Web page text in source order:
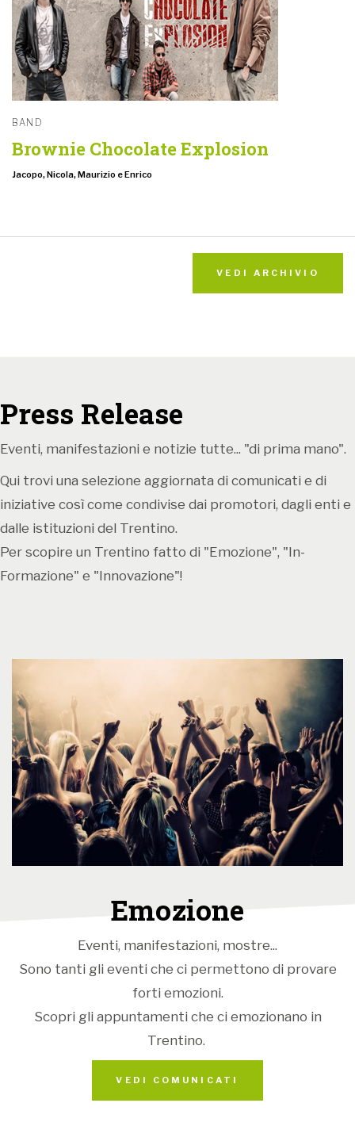
BAND
Brownie Chocolate Explosion
Jacopo, Nicola, Maurizio e Enrico
VEDI ARCHIVIO
Press Release
Eventi, manifestazioni e notizie tutte... "di prima mano".
Qui trovi una selezione aggiornata di comunicati e di
iniziative così come condivise dai promotori, dagli enti e
dalle istituzioni del Trentino.
Per scopire un Trentino fatto di "Emozione", "In-
Formazione" e "Innovazione"!
Emozione
Eventi, manifestazioni, mostre...
Sono tanti gli eventi che ci permettono di provare
forti emozioni.
Scopri gli appuntamenti che ci emozionano in
Trentino.
VEDI COMUNICATI